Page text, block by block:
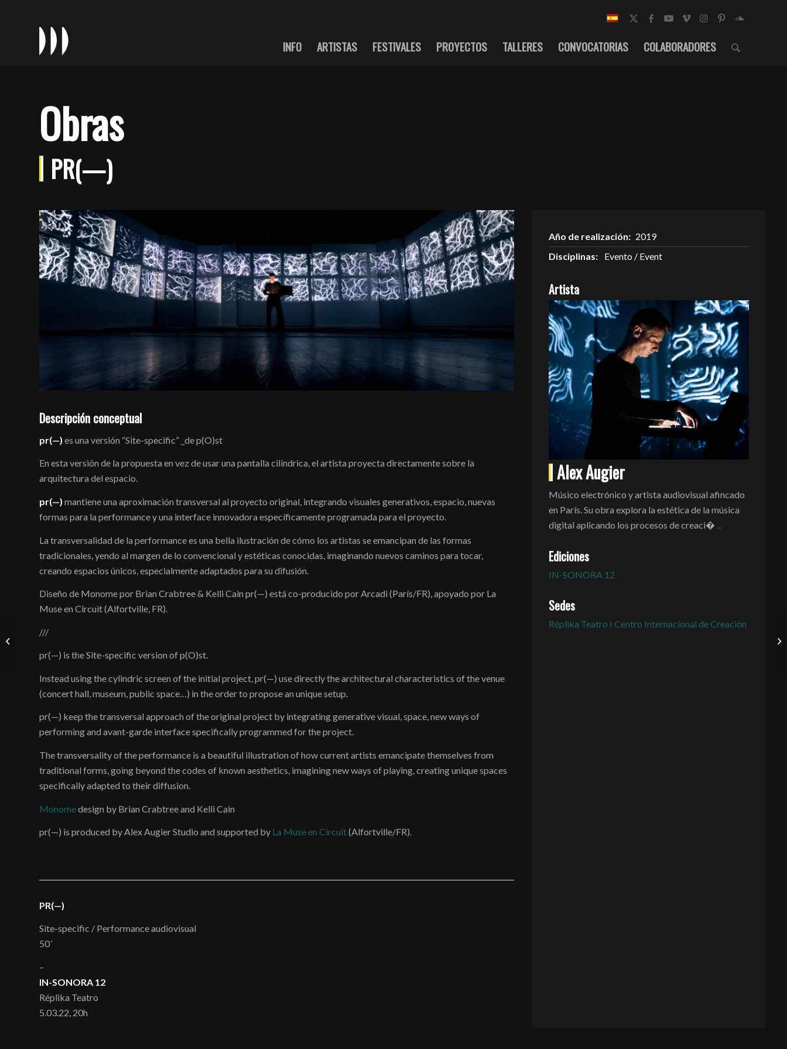
INFO ARTISTAS FESTIVALES PROYECTOS TALLERES CONVOCATORIAS COLABORADORES
Obras
PR(—)
Descripción conceptual
pr(—) es una versión “Site-specific” _dep(O)st
En esta versión de la propuesta en vez de usar una pantalla cilíndrica, el artista proyecta directamente sobre la
arquitectura del espacio.
pr(—) mantiene una aproximación transversal al proyecto original, integrando visuales generativos, espacio, nuevas
formas para la performance y una interface innovadora específicamente programada para el proyecto.
La transversalidad de la performance es una bella ilustración de cómo los artistas se emancipan de las formas
tradicionales, yendo al margen de lo convencional y estéticas conocidas, imaginando nuevos caminos para tocar,
creando espacios únicos, especialmente adaptados para su difusión.
Diseño de Monome por Brian Crabtree & Kelli Cain pr(—) está co-producido por Arcadi (París/FR), apoyado por La
Muse en Circuit (Alfortville, FR).
///
pr(—) is the Site-specific version of p(O)st.
Instead using the cylindric screen of the initial project, pr(—) use directly the architectural characteristics of the venue
(concert hall, museum, public space…) in the order to propose an unique setup.
pr(—) keep the transversal approach of the original project by integrating generative visual, space, new ways of
performing and avant-garde interface specifically programmed for the project.
The transversality of the performance is a beautiful illustration of how current artists emancipate themselves from
traditional forms, going beyond the codes of known aesthetics, imagining new ways of playing, creating unique spaces
specifically adapted to their diffusion.
Monomedesign by Brian Crabtree and Kelli Cain
pr(—) is produced by Alex Augier Studio and supported by La Muse en Circuit(Alfortville/FR).
PR(—)
Site-specific / Performance audiovisual
50´
–
IN-SONORA 12
Réplika Teatro
5.03.22, 20h
Año de realización: 2019
Disciplinas:
Evento / Event
Artista
Alex Augier
Músico electrónico y artista audiovisual afincado
en París. Su obra explora la estética de la música
digital aplicando los procesos de creaci�
Ediciones
IN-SONORA 12
Sedes
Réplika Teatro I Centro Internacional de Creación